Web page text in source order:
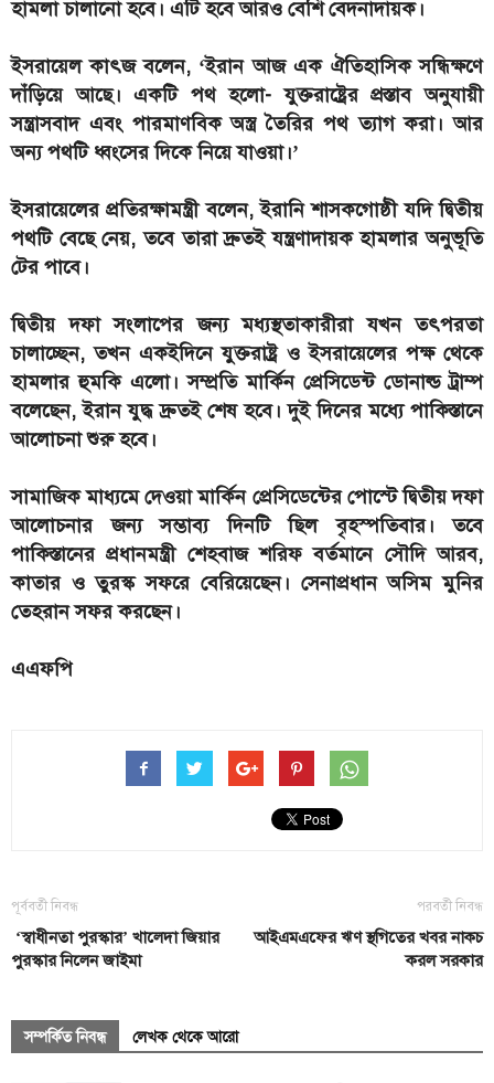
হামলা চালানো হবে। এটি হবে আরও বেশি বেদনাদায়ক।
ইসরায়েল কাৎজ বলেন, ‘ইরান আজ এক ঐতিহাসিক সন্ধিক্ষণে
দাঁড়িয়ে আছে। একটি পথ হলো- যুক্তরাষ্ট্রের প্রস্তাব অনুযায়ী
সন্ত্রাসবাদ এবং পারমাণবিক অস্ত্র তৈরির পথ ত্যাগ করা। আর
অন্য পথটি ধ্বংসের দিকে নিয়ে যাওয়া।’
ইসরায়েলের প্রতিরক্ষামন্ত্রী বলেন, ইরানি শাসকগোষ্ঠী যদি দ্বিতীয়
পথটি বেছে নেয়, তবে তারা দ্রুতই যন্ত্রণাদায়ক হামলার অনুভূতি
টের পাবে।
দ্বিতীয় দফা সংলাপের জন্য মধ্যস্থতাকারীরা যখন তৎপরতা
চালাচ্ছেন, তখন একইদিনে যুক্তরাষ্ট্র ও ইসরায়েলের পক্ষ থেকে
হামলার হুমকি এলো। সম্প্রতি মার্কিন প্রেসিডেন্ট ডোনাল্ড ট্রাম্প
বলেছেন, ইরান যুদ্ধ দ্রুতই শেষ হবে। দুই দিনের মধ্যে পাকিস্তানে
আলোচনা শুরু হবে।
সামাজিক মাধ্যমে দেওয়া মার্কিন প্রেসিডেন্টের পোস্টে দ্বিতীয় দফা
আলোচনার জন্য সম্ভাব্য দিনটি ছিল বৃহস্পতিবার। তবে
পাকিস্তানের প্রধানমন্ত্রী শেহবাজ শরিফ বর্তমানে সৌদি আরব,
কাতার ও তুরস্ক সফরে বেরিয়েছেন। সেনাপ্রধান অসিম মুনির
তেহরান সফর করছেন।
এএফপি
পূর্ববর্তী নিবন্ধ
‘স্বাধীনতা পুরস্কার’ খালেদা জিয়ার
পুরস্কার নিলেন জাইমা
পরবর্তী নিবন্ধ
আইএমএফের ঋণ স্থগিতের খবর নাকচ
করল সরকার
সম্পর্কিত নিবন্ধ লেখক থেকে আরো